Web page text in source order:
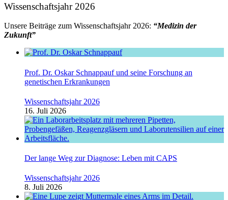
Wissenschaftsjahr 2026
Unsere Beiträge zum Wissenschaftsjahr 2026: “Medizin der
Zukunft”
Prof. Dr. Oskar Schnappauf und seine Forschung an
genetischen Erkrankungen
Wissenschaftsjahr 2026
16. Juli 2026
Der lange Weg zur Diagnose: Leben mit CAPS
Wissenschaftsjahr 2026
8. Juli 2026